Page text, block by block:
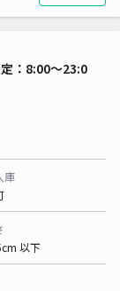
：8:00～23:0
庫
以下